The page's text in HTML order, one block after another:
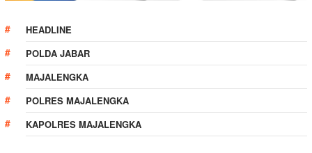
HEADLINE
POLDA JABAR
MAJALENGKA
POLRES MAJALENGKA
KAPOLRES MAJALENGKA